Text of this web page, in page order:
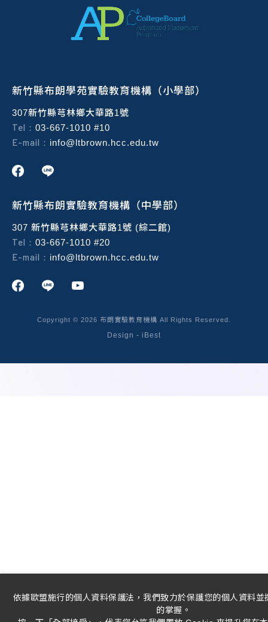
新竹縣布朗學苑實驗教育機構（小學部）
307新竹縣芎林鄉大華路1號
Tel： 03-667-1010 #10
E-mail： info@ltbrown.hcc.edu.tw
新竹縣布朗實驗教育機構（中學部）
307 新竹縣芎林鄉大華路1號 (綜二館)
Tel： 03-667-1010 #20
E-mail： info@ltbrown.hcc.edu.tw
Copyright © 2026 布朗實驗教育機構 All Rights Reserved.
Design - iBest
依據歐盟施行的個人資料保護法，我們致力於保護您的個人資料並
的掌握。